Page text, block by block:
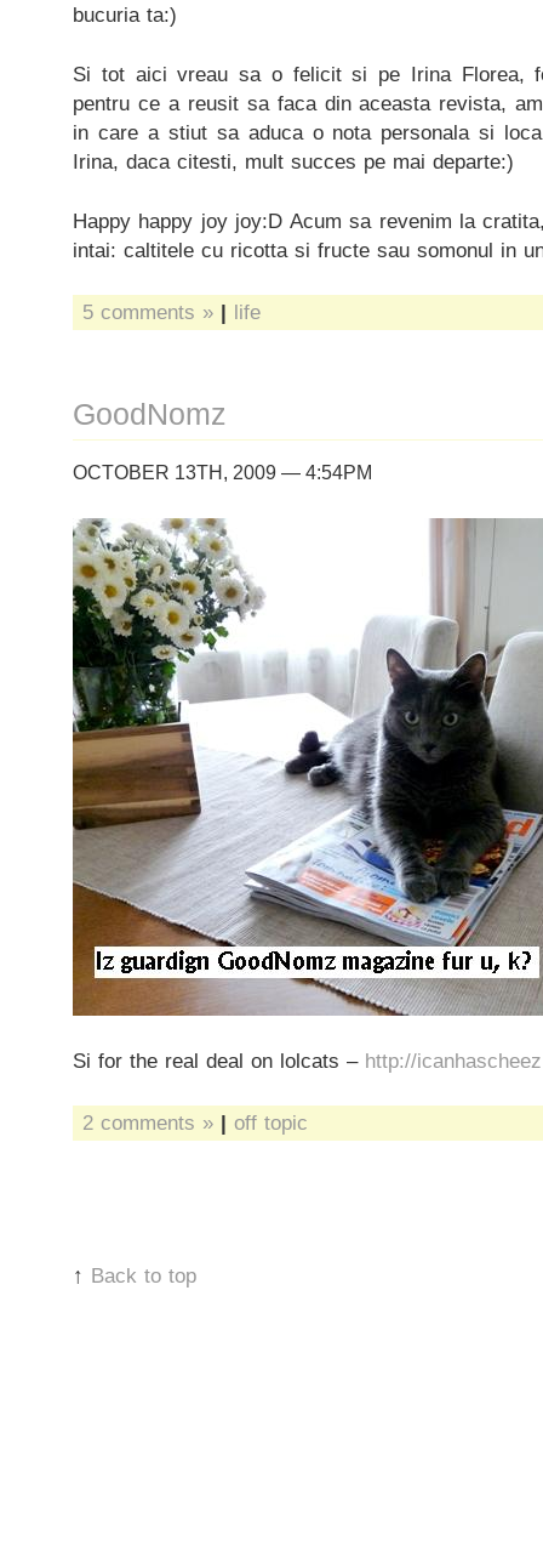
bucuria ta:)
Si tot aici vreau sa o felicit si pe Irina Florea,
pentru ce a reusit sa faca din aceasta revista,
in care a stiut sa aduca o nota personala si
Irina, daca citesti, mult succes pe mai departe:)
Happy happy joy joy:D Acum sa revenim la
intai: caltitele cu ricotta si fructe sau somonul in
5 comments » | life
GoodNomz
OCTOBER 13TH, 2009 — 4:54PM
Si for the real deal on lolcats – http://
2 comments » | off topic
↑ Back to top